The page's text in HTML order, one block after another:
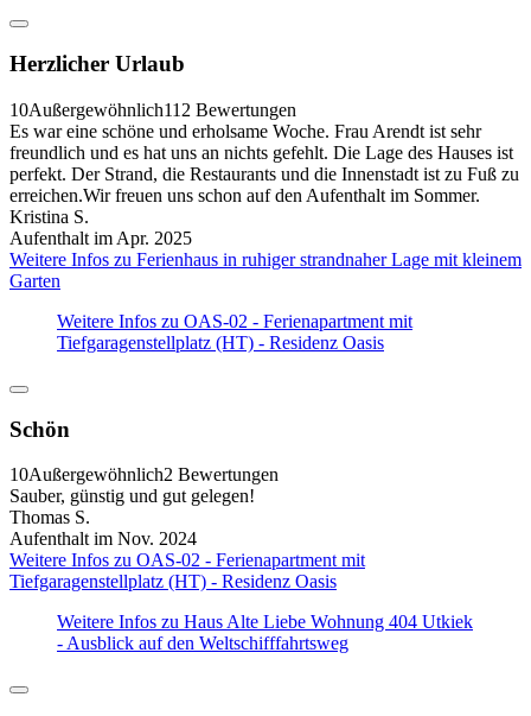
Herzlicher Urlaub
10Außergewöhnlich112 Bewertungen
Es war eine schöne und erholsame Woche. Frau Arendt ist sehr
freundlich und es hat uns an nichts gefehlt. Die Lage des Hauses ist
perfekt. Der Strand, die Restaurants und die Innenstadt ist zu Fuß zu
erreichen.Wir freuen uns schon auf den Aufenthalt im Sommer.
Kristina S.
Aufenthalt im Apr. 2025
Weitere Infos zu Ferienhaus in ruhiger strandnaher Lage mit kleinem
Garten
Weitere Infos zu OAS-02 - Ferienapartment mit
Tiefgaragenstellplatz (HT) - Residenz Oasis
Schön
10Außergewöhnlich2 Bewertungen
Sauber, günstig und gut gelegen!
Thomas S.
Aufenthalt im Nov. 2024
Weitere Infos zu OAS-02 - Ferienapartment mit
Tiefgaragenstellplatz (HT) - Residenz Oasis
Weitere Infos zu Haus Alte Liebe Wohnung 404 Utkiek
- Ausblick auf den Weltschifffahrtsweg